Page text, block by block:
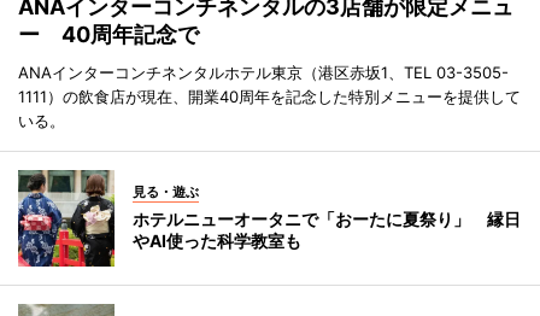
ANAインターコンチネンタルの3店舗が限定メニュ
ー 40周年記念で
ANAインターコンチネンタルホテル東京（港区赤坂1、TEL 03-3505-
1111）の飲食店が現在、開業40周年を記念した特別メニューを提供して
いる。
見る・遊ぶ
ホテルニューオータニで「おーたに夏祭り」 縁日
やAI使った科学教室も